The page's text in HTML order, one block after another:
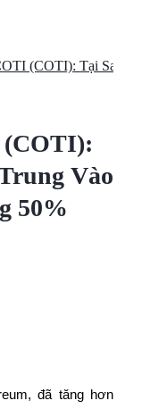
Vào
50%
đã tăng hơn